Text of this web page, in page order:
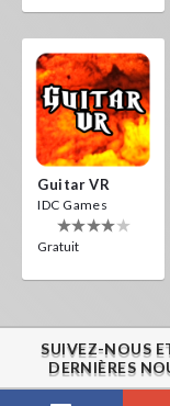
Guitar VR
IDC Games
Gratuit
SUIVEZ-NOUS
DERNIÈRES